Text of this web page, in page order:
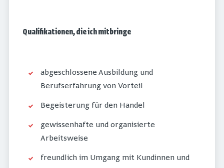
Qualifikationen, die ich mitbringe
abgeschlossene Ausbildung und
Berufserfahrung von Vorteil
Begeisterung für den Handel
gewissenhafte und organisierte
Arbeitsweise
freundlich im Umgang mit Kundinnen und